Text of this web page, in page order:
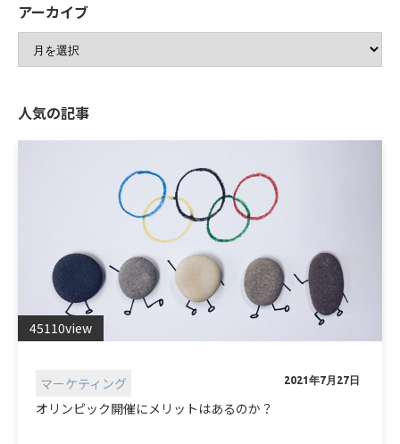
アーカイブ
人気の記事
45110view
マーケティング 2021年7月27日
オリンピック開催にメリットはあるのか？